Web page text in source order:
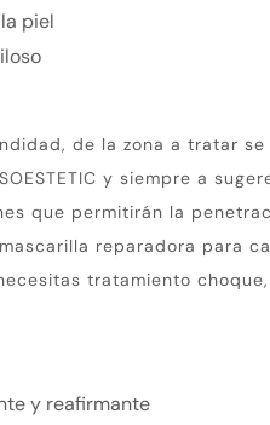
piel
de la zona a tratar
y siempre a
que permitirán la
reparadora para
tratamiento choque,
y reafirmante